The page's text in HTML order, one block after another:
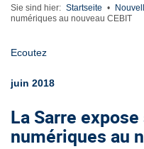
Sie sind hier: Startseite •
numériques au nouveau CEBIT
Ecoutez
juin 2018
La Sarre
numériques au